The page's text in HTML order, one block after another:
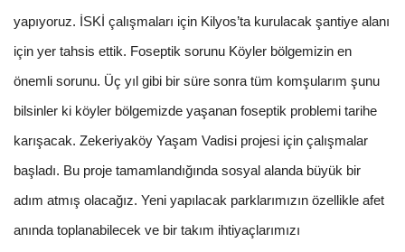
yapıyoruz. İSKİ çalışmaları için Kilyos’ta kurulacak şantiye alanı
için yer tahsis ettik. Foseptik sorunu Köyler bölgemizin en
önemli sorunu. Üç yıl gibi bir süre sonra tüm komşularım şunu
bilsinler ki köyler bölgemizde yaşanan foseptik problemi tarihe
karışacak. Zekeriyaköy Yaşam Vadisi projesi için çalışmalar
başladı. Bu proje tamamlandığında sosyal alanda büyük bir
adım atmış olacağız. Yeni yapılacak parklarımızın özellikle afet
anında toplanabilecek ve bir takım ihtiyaçlarımızı